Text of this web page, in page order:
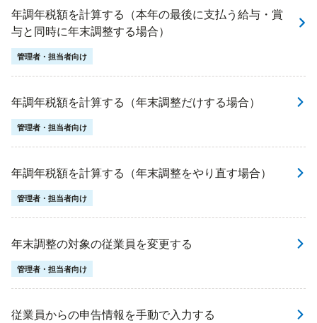
年調年税額を計算する（本年の最後に支払う給与・賞
与と同時に年末調整する場合）
管理者・担当者向け
年調年税額を計算する（年末調整だけする場合）
管理者・担当者向け
年調年税額を計算する（年末調整をやり直す場合）
管理者・担当者向け
年末調整の対象の従業員を変更する
管理者・担当者向け
従業員からの申告情報を手動で入力する